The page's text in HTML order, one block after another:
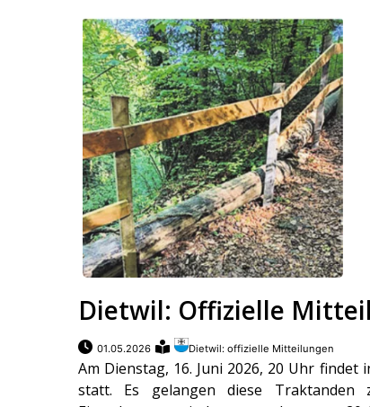
Dietwil: Offizielle
01.05.2026 Dietwil: offizielle Mitteilungen
Am Dienstag, 16. Juni 2026, 20 Uhr
statt. Es gelangen diese Traktanden